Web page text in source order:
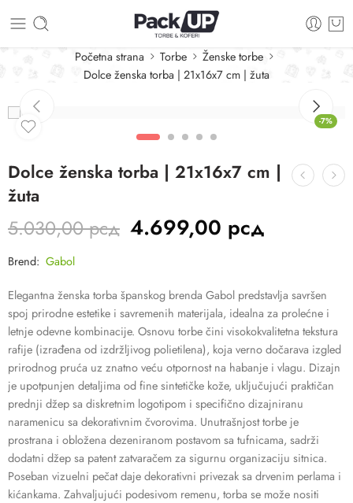
Početna strana Torbe
Ženske torbe
Dolce ženska torba | 21x16x7 cm | žuta
-7%
Dolce ženska torba | 21x16x7 cm |
žuta
5.030,00рсд 4.699,00 рсд
Brend: Gabol
Elegantna ženska torba španskog brenda Gabol predstavlja savršen
spoj prirodne estetike i savremenih materijala, idealna za prolećne i
letnje odevne kombinacije. Osnovu torbe čini visokokvalitetna tekstura
rafije (izrađena od izdržljivog polietilena), koja verno dočarava izgled
prirodnog pruća uz znatno veću otpornost na habanje i vlagu. Dizajn
je upotpunjen detaljima od fine sintetičke kože, uključujući praktičan
prednji džep sa diskretnim logotipom i specifično dizajniranu
naramenicu sa dekorativnim čvorovima. Unutrašnjost torbe je
prostrana i obložena dezeniranom postavom sa tufnicama, sadrži
dodatni džep sa patent zatvaračem za sigurnu organizaciju sitnica.
Poseban vizuelni pečat daje dekorativni privezak sa drvenim perlama i
kićankama. Zahvaljujući podesivom remenu, torba se može nositi